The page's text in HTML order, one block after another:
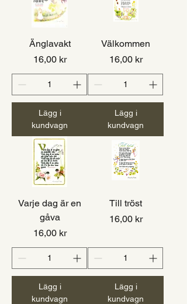
Änglavakt
Pris
16,00 kr
Lägg i
kundvagn
Välkommen
Pris
16,00 kr
Lägg i
kundvagn
Varje dag är en
gåva
Pris
16,00 kr
Lägg i
kundvagn
Till tröst
Pris
16,00 kr
Lägg i
kundvagn